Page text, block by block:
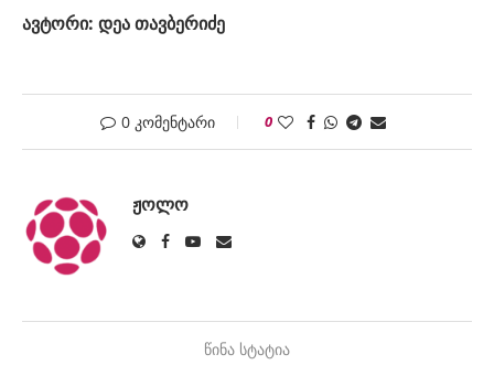
ავტორი: დეა თავბერიძე
0 კომენტარი 0
ᲟᲝᲚᲝ
წინა სტატია